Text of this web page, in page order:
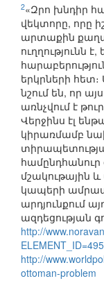
2«Զրո խնդիր
վեկտորը, որը
արտաքին
ուղղությունն
երկրների
նշում են, որ
առնչվում է
Վերջինս էլ
կիրառմամբ
մշակութային
կապերի
արդյունքում
ազդեցության
http://
http://
ottoman-problem